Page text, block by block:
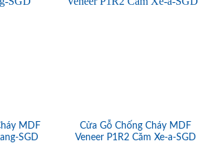
MDF
SGD
Cửa Gỗ Chống Cháy MDF
Veneer P1R2 Căm Xe-a-SGD